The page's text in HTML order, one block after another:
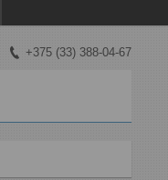
+375 (33) 388-04-67